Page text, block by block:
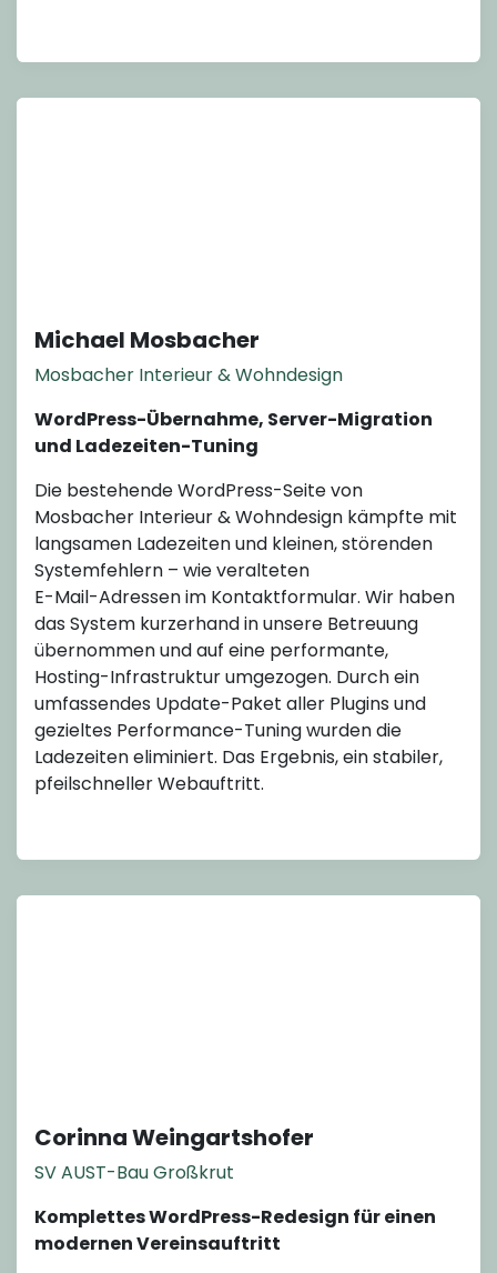
Michael Mosbacher
Mosbacher Interieur & Wohndesign
WordPress-Übernahme, Server-Migration
und Ladezeiten-Tuning
Die bestehende WordPress-Seite von
Mosbacher Interieur & Wohndesign kämpfte mit
langsamen Ladezeiten und kleinen, störenden
Systemfehlern – wie veralteten
E-Mail-Adressen im Kontaktformular. Wir haben
das System kurzerhand in unsere Betreuung
übernommen und auf eine performante,
Hosting-Infrastruktur umgezogen. Durch ein
umfassendes Update-Paket aller Plugins und
gezieltes Performance-Tuning wurden die
Ladezeiten eliminiert. Das Ergebnis, ein stabiler,
pfeilschneller Webauftritt.
Corinna Weingartshofer
SV AUST-Bau Großkrut
Komplettes WordPress-Redesign für einen
modernen Vereinsauftritt